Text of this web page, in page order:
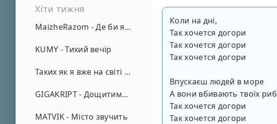
Хіти тижня
MaizheRazom - Де би я не був
KUMY - Тихий вечір
Таких як я вже на світі нема - А. Малярник
GIGAKRIPT - Дощитиме зима
MATVIK - Місто звучить
Коли на дні,
Так хочется догори
Так хочется догори
Так хочется догори
Впускаєш людей в море
А вони вбивають твоїх риб
Так хочется догори
Так хочется догори